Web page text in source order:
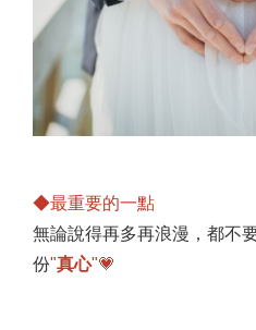
◆最重要的一點
無論說得再多再浪漫，都不
份"真心"💗